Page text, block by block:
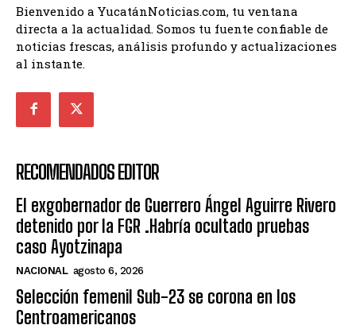
Bienvenido a YucatánNoticias.com, tu ventana
directa a la actualidad. Somos tu fuente confiable de
noticias frescas, análisis profundo y actualizaciones
al instante.
RECOMENDADOS EDITOR
El exgobernador de Guerrero Ángel Aguirre Rivero
detenido por la FGR .Habría ocultado pruebas
caso Ayotzinapa
NACIONAL agosto 6, 2026
Selección femenil Sub-23 se corona en los
Centroamericanos